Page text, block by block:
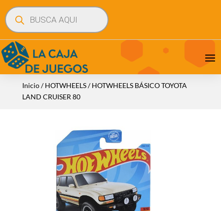
Búsqueda
de
productos
Inicio/HOTWHEELS/ HOTWHEELS BÁSICO TOYOTA
LAND CRUISER 80